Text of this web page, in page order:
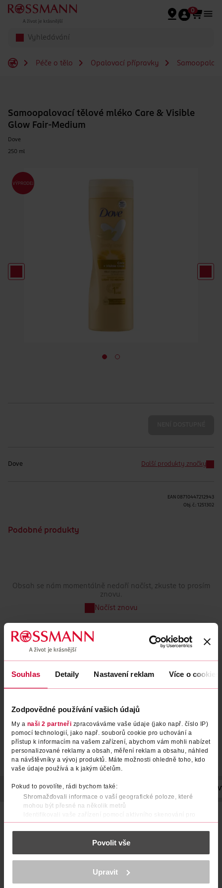
Souhlas Detaily Nastavení reklam Více o cookies
Zodpovědné používání vašich údajů
My a naši 2 partneři zpracováváme vaše údaje (jako např. číslo IP)
pomocí technologií, jako např. souborů cookie pro uchování a
přístup k informacím na vašem zařízení, abychom vám mohli nabízet
personalizované reklamy a obsah, měření reklam a obsahu, náhled
na návštěvníky a vývoj produktů. Máte možnosti ohledně toho, kdo
vaše údaje používá a k jakým účelům.
Pokud to povolíte, rádi bychom také:
Shromažďovali informace o vaší geografické poloze, které
mohou být přesné na několik metrů
Identifikovali vaše zařízení pomocí aktivního skenování pro
konkrétní charakteristiky (otisk prstu)
Zjistěte více o tom, jak zpracováváme vaše osobní údaje, a nastavte
části s podrobnostmi . Svůj souhlas můžete kdykoliv
K provozu stránek, personalizaci obsahu a reklam, funkcí sociálních
médií, analýze návštěvnosti, které mohou nést osobní údaje.
Více najdete vprohlášení o ochraně osobních údajů.
Povolit vše
Upravit
Přeskočit na hlavmní obsah
0
Péče o tělo Opalovací přípravky
Samoopalovací tělové mléko Care & Visible
Glow Fair-Medium
Dove
250 ml
Dove Další produkty značky
EAN 08710447212943
Obj. č.: 1251302
Podobné produkty
Obsah se nám momentálně nedaří načíst, zkuste to prosím
znovu.
Načíst znovu
POPIS SLOŽENÍ OBJEM
Toužíte po pokožce políbené sluncem? Získejte ji snadno s
pomocí našeho nového samoopalovacího mléka Dove, které
pokožku krásně hydratuje a umožní vám dosáhnout
postupného opálení. Pro jemnou, hladkou a přirozeně
zářivou pokožku. Jedině Dove!
Obsahuje unikátní technologii NutriDuo, která dodává pleti